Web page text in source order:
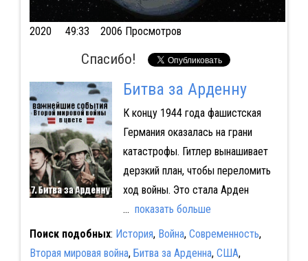
2020 49:33 2006 Просмотров
Спасибо!
Битва за Арденну
К концу 1944 года фашистская
Германия оказалась на грани
катастрофы. Гитлер вынашивает
дерзкий план, чтобы переломить
ход войны. Это стала Арден
... показать больше
Поиск подобных: История, Война, Современность,
Вторая мировая война, Битва за Арденна, США,